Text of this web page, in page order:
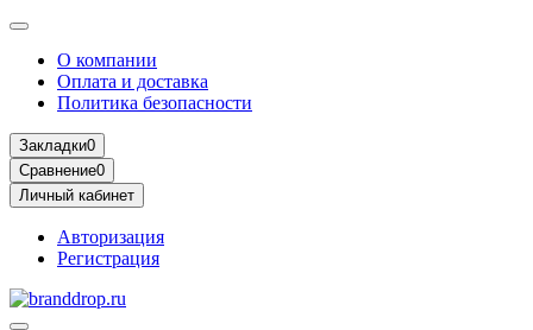
О компании
Оплата и доставка
Политика безопасности
Закладки0
Сравнение0
Личный кабинет
Авторизация
Регистрация